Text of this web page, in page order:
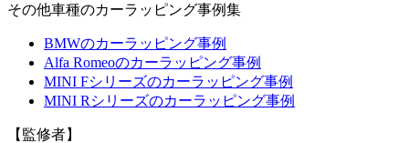
その他車種のカーラッピング事例集
BMWのカーラッピング事例
Alfa Romeoのカーラッピング事例
MINI Fシリーズのカーラッピング事例
MINI Rシリーズのカーラッピング事例
【監修者】